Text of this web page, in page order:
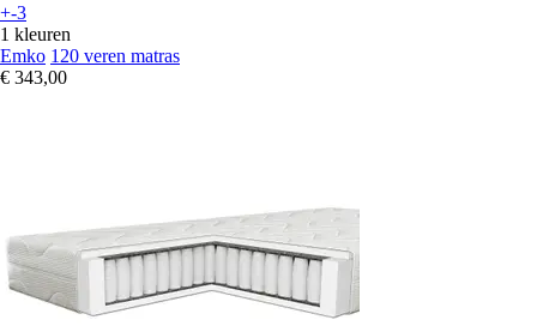
+-3
1 kleuren
Emko 120 veren matras
€ 343,00